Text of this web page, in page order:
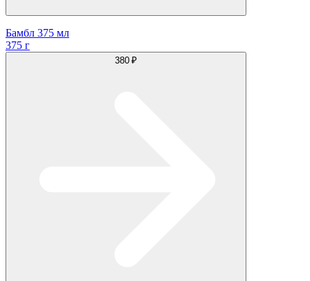
Бамбл 375 мл
375 г
380 ₽